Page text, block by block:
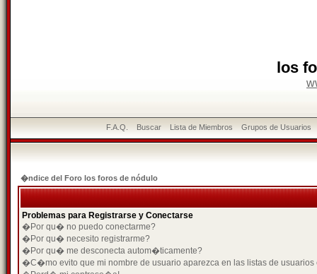
los
F.A.Q. Buscar Lista de Miembros Grupos de Usuarios
�ndice del Foro los foros de nódulo
Problemas para Registrarse y Conectarse
�Por qu� no puedo conectarme?
�Por qu� necesito registrarme?
�Por qu� me desconecta autom�ticamente?
�C�mo evito que mi nombre de usuario aparezca en las listas de usuarios